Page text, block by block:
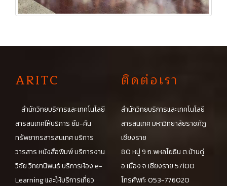
ARITC
สำนักวิทยบริการและเทคโนโลยี
สารสนเทศให้บริการ ยืม-คืน
ทรัพยากรสารสนเทศ บริการ
วารสาร หนังสือพิมพ์ บริการงาน
วิจัย วิทยานิพนธ์ บริการห้อง e-
Learning และให้บริการเกี่ยว
ติดต่อเรา
สำนักวิทยบริการและเทคโนโลยี
สารสนเทศ มหาวิทยาลัยราชภัฏ
เชียงราย
80 หมู่ 9 ถ.พหลโยธิน ต.บ้านดู่
อ.เมือง จ.เชียงราย 57100
โทรศัพท์: 053-776020